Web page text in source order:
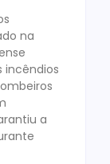
na
incêndios
a